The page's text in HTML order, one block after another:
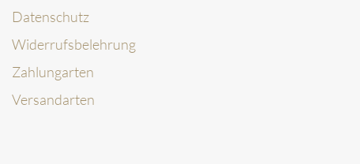
Datenschutz
Widerrufsbelehrung
Zahlungarten
Versandarten